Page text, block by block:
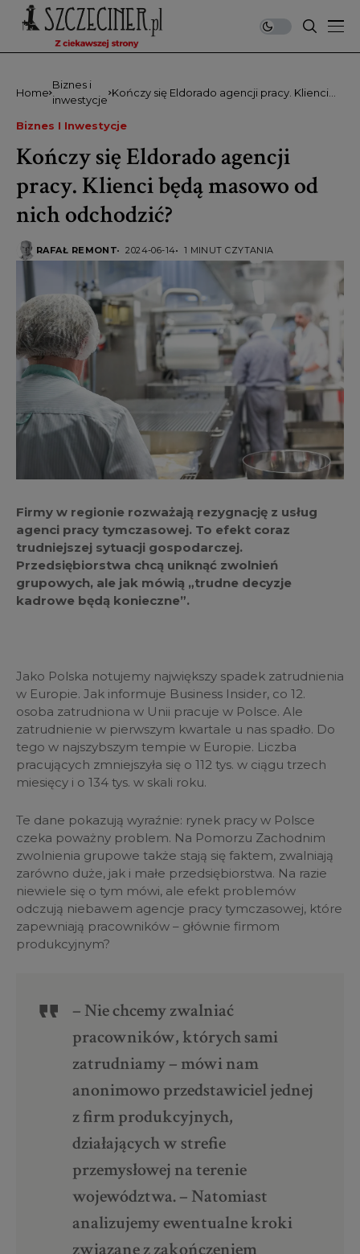
Home
Biznes i
inwestycje
Kończy się Eldorado agencji pracy. Klienci
Biznes I Inwestycje
Kończy się Eldorado agencji
pracy. Klienci będą masowo od
nich odchodzić?
RAFAŁ REMONT 2024-06-14 1 MINUT CZYTANIA
Firmy w regionie rozważają rezygnację z usług
agenci pracy tymczasowej. To efekt coraz
trudniejszej sytuacji gospodarczej.
Przedsiębiorstwa chcą uniknąć zwolnień
grupowych, ale jak mówią „trudne decyzje
kadrowe będą konieczne”.
Jako Polska notujemy największy spadek zatrudnienia
w Europie. Jak informuje Business Insider, co 12.
osoba zatrudniona w Unii pracuje w Polsce. Ale
zatrudnienie w pierwszym kwartale u nas spadło. Do
tego w najszybszym tempie w Europie. Liczba
pracujących zmniejszyła się o 112 tys. w ciągu trzech
miesięcy i o 134 tys. w skali roku.
Te dane pokazują wyraźnie: rynek pracy w Polsce
czeka poważny problem. Na Pomorzu Zachodnim
zwolnienia grupowe także stają się faktem, zwalniają
zarówno duże, jak i małe przedsiębiorstwa. Na razie
niewiele się o tym mówi, ale efekt problemów
odczują niebawem agencje pracy tymczasowej, które
zapewniają pracowników – głównie firmom
produkcyjnym?
– Nie chcemy zwalniać
pracowników, których sami
zatrudniamy – mówi nam
anonimowo przedstawiciel jednej
z firm produkcyjnych,
działających w strefie
przemysłowej na terenie
województwa. – Natomiast
analizujemy ewentualne kroki